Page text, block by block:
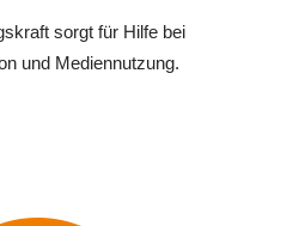
sorgt für Hilfe bei
und Mediennutzung.